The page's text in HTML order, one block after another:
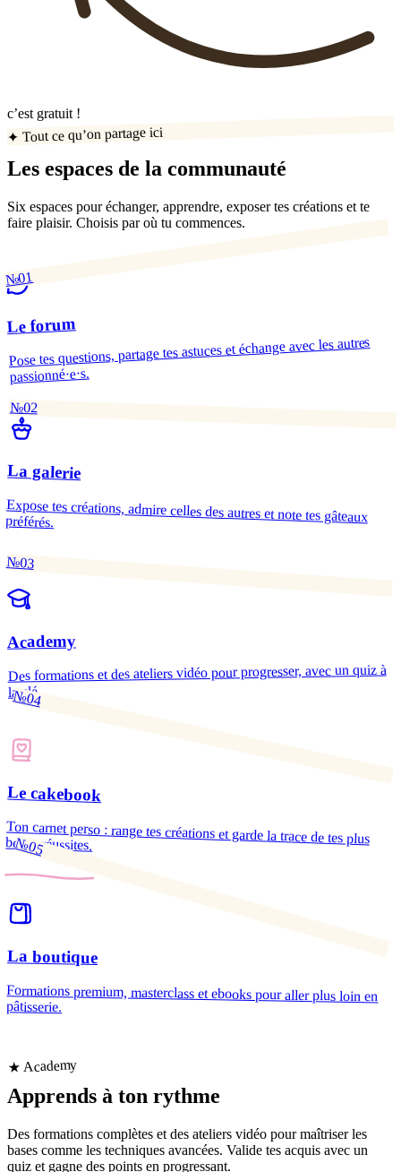
c’est gratuit !
✦ Tout ce qu’on partage ici
Les espaces de la communauté
Six espaces pour échanger, apprendre, exposer tes créations et te
faire plaisir. Choisis par où tu commences.
№01
Le forum
Pose tes questions, partage tes astuces et échange avec les autres
passionné·e·s.
№02
La galerie
Expose tes créations, admire celles des autres et note tes gâteaux
préférés.
№03
Academy
Des formations et des ateliers vidéo pour progresser, avec un quiz à
la clé.
№04
Le cakebook
Ton carnet perso : range tes créations et garde la trace de tes plus
belles réussites.
№05
La boutique
Formations premium, masterclass et ebooks pour aller plus loin en
pâtisserie.
★ Academy
Apprends à ton rythme
Des formations complètes et des ateliers vidéo pour maîtriser les
bases comme les techniques avancées. Valide tes acquis avec un
quiz et gagne des points en progressant.